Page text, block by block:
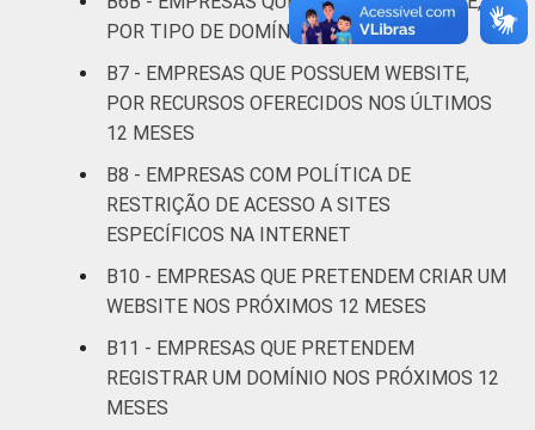
Artes, cultura,
esporte e
recreação,
serviços
1 3
Fonte: CGI.br/NIC.br, Centro Regional de
Estudos para o Desenvolvimento da
Sociedade da Informação (Cetic.br),
informação e comunicação nas empresas
brasileiras - TIC Empresas 2017.
Atualizado em 04 de junho de 2019. Para
POR TIPO DE DOMÍNIO
B7 - EMPRESAS QUE POSSUEM WEBSITE,
POR RECURSOS OFERECIDOS NOS ÚLTIMOS
12 MESES
B8 - EMPRESAS COM POLÍTICA DE
RESTRIÇÃO DE ACESSO A SITES
ESPECÍFICOS NA INTERNET
B10 - EMPRESAS QUE PRETENDEM CRIAR UM
WEBSITE NOS PRÓXIMOS 12 MESES
B11 - EMPRESAS QUE PRETENDEM
REGISTRAR UM DOMÍNIO NOS PRÓXIMOS 12
MESES